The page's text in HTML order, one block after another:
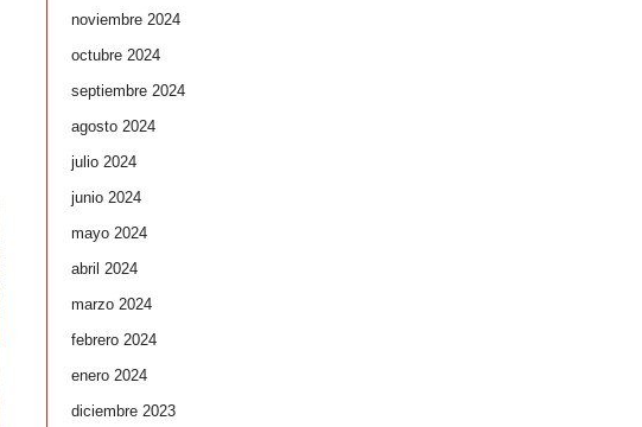
noviembre 2024
octubre 2024
septiembre 2024
agosto 2024
julio 2024
junio 2024
mayo 2024
abril 2024
marzo 2024
febrero 2024
enero 2024
diciembre 2023